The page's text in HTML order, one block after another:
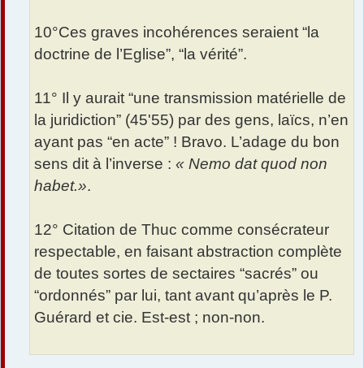
10°Ces graves incohérences seraient “la
doctrine de l’Eglise”, “la vérité”.
11° Il y aurait “une transmission matérielle de
la juridiction” (45'55) par des gens, laïcs, n’en
ayant pas “en acte” ! Bravo. L’adage du bon
sens dit à l’inverse : « Nemo dat quod non
habet.».
12° Citation de Thuc comme consécrateur
respectable, en faisant abstraction complète
de toutes sortes de sectaires “sacrés” ou
“ordonnés” par lui, tant avant qu’après le P.
Guérard et cie. Est-est ; non-non.